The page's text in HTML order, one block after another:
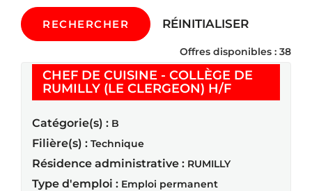
RECHERCHER RÉINITIALISER
Offres disponibles : 38
CHEF DE CUISINE - COLLÈGE DE
RUMILLY (LE CLERGEON) H/F(Nouvelle
Catégorie(s) : B
Filière(s) : Technique
Résidence administrative : RUMILLY
Type d'emploi : Emploi permanent